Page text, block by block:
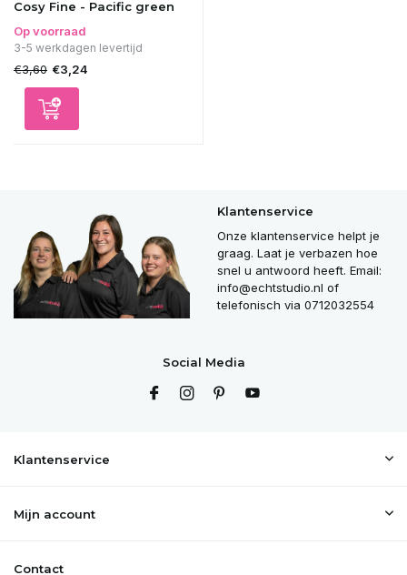
Cosy Fine - Pacific green
Op voorraad
3-5 werkdagen levertijd
€3,60 €3,24
Klantenservice
Onze klantenservice helpt je
graag. Laat je verbazen hoe
snel u antwoord heeft. Email:
info@echtstudio.nl of
telefonisch via 0712032554
Social Media
Klantenservice
Mijn account
Contact